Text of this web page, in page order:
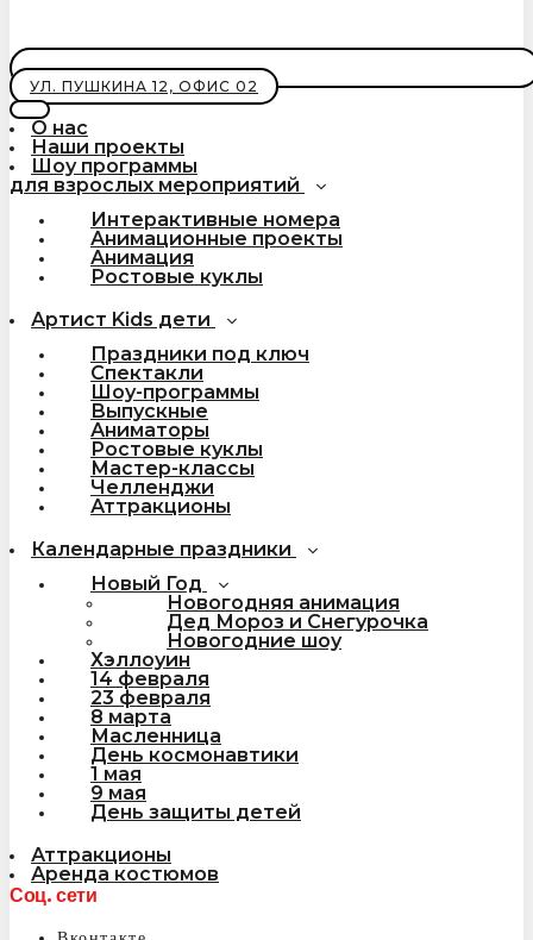
УЛ. ПУШКИНА 12, ОФИС 02
О нас
Наши проекты
Шоу программы
для взрослых мероприятий
Интерактивные номера
Анимационные проекты
Анимация
Ростовые куклы
Артист Kids дети
Праздники под ключ
Спектакли
Шоу-программы
Выпускные
Аниматоры
Ростовые куклы
Мастер-классы
Челленджи
Аттракционы
Календарные праздники
Новый Год
Новогодняя анимация
Дед Мороз и Снегурочка
Новогодние шоу
Хэллоуин
14 февраля
23 февраля
8 марта
Масленница
День космонавтики
1 мая
9 мая
День защиты детей
Аттракционы
Аренда костюмов
Соц. сети